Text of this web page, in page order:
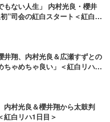
もない人生」 内村光良・櫻井
”司会の紅白スタート＜紅白本
井翔、内村光良＆広瀬すずとの
ちゃめちゃ良い」＜紅白リハ1
内村光良＆櫻井翔から太鼓判
紅白リハ1日目＞